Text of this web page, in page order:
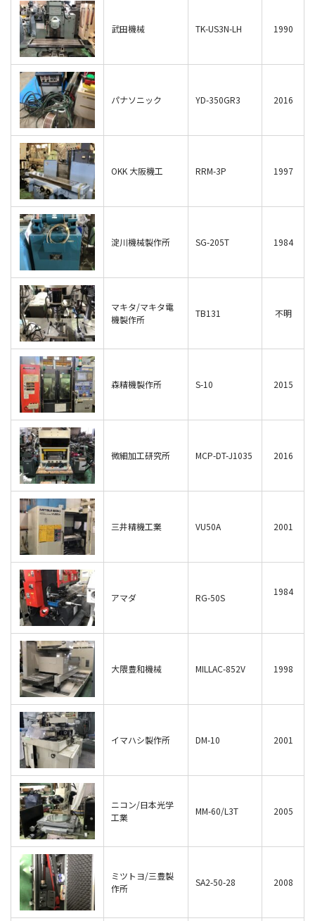
武田機械 TK-US3N-LH 1990
パナソニック YD-350GR3 2016
OKK 大阪機工 RRM-3P 1997
淀川機械製作所 SG-205T 1984
マキタ/マキタ電
機製作所
TB131 不明
森精機製作所 S-10 2015
微細加工研究所 MCP-DT-J1035 2016
三井精機工業 VU50A 2001
アマダ RG-50S
1984
大隈豊和機械 MILLAC-852V 1998
イマハシ製作所 DM-10 2001
ニコン/日本光学
工業
MM-60/L3T 2005
ミツトヨ/三豊製
作所
SA2-50-28 2008